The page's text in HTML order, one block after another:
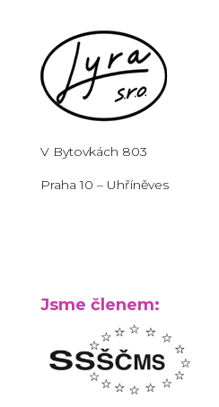
V Bytovkách 803
Praha 10 – Uhříněves
Jsme členem: